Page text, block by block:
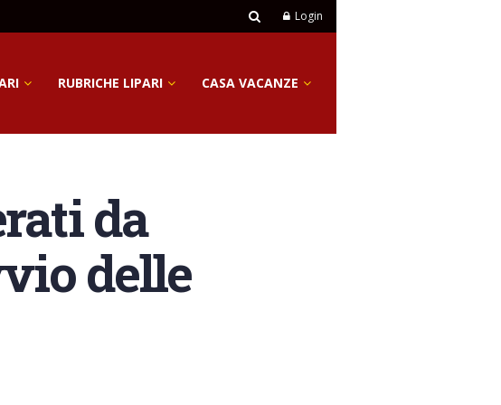
Login
RUBRICHE LIPARI CASA VACANZE
da
delle